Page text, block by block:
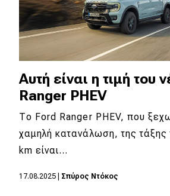
Αυτή είναι η τιμή του
Ranger PHEV
Το Ford Ranger PHEV, που
χαμηλή κατανάλωση, της
km είναι…
17.08.2025 Σπύρος Ντόκος